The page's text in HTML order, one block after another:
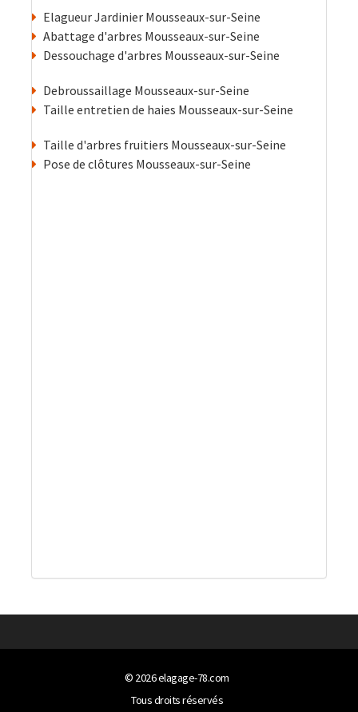
Elagueur Jardinier Mousseaux-sur-Seine
Abattage d'arbres Mousseaux-sur-Seine
Dessouchage d'arbres Mousseaux-sur-Seine
Debroussaillage Mousseaux-sur-Seine
Taille entretien de haies Mousseaux-sur-Seine
Taille d'arbres fruitiers Mousseaux-sur-Seine
Pose de clôtures Mousseaux-sur-Seine
© 2026elagage-78.com
Tous droits réservés